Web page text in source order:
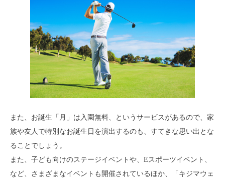
また、お誕生「月」は入園無料、というサービスがあるので、家
族や友人で特別なお誕生日を演出するのも、すてきな思い出とな
ることでしょう。
また、子ども向けのステージイベントや、Eスポーツイベント、
など、さまざまなイベントも開催されているほか、「キジマウェ